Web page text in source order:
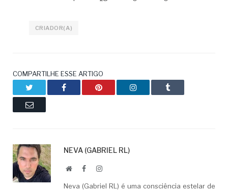
CRIADOR(A)
COMPARTILHE ESSE ARTIGO
Facebook Pinterest LinkedIn Tumblr
Email
NEVA (GABRIEL RL)
WebsiteFacebookLinkedIn
Neva (Gabriel RL) é uma consciência estelar de